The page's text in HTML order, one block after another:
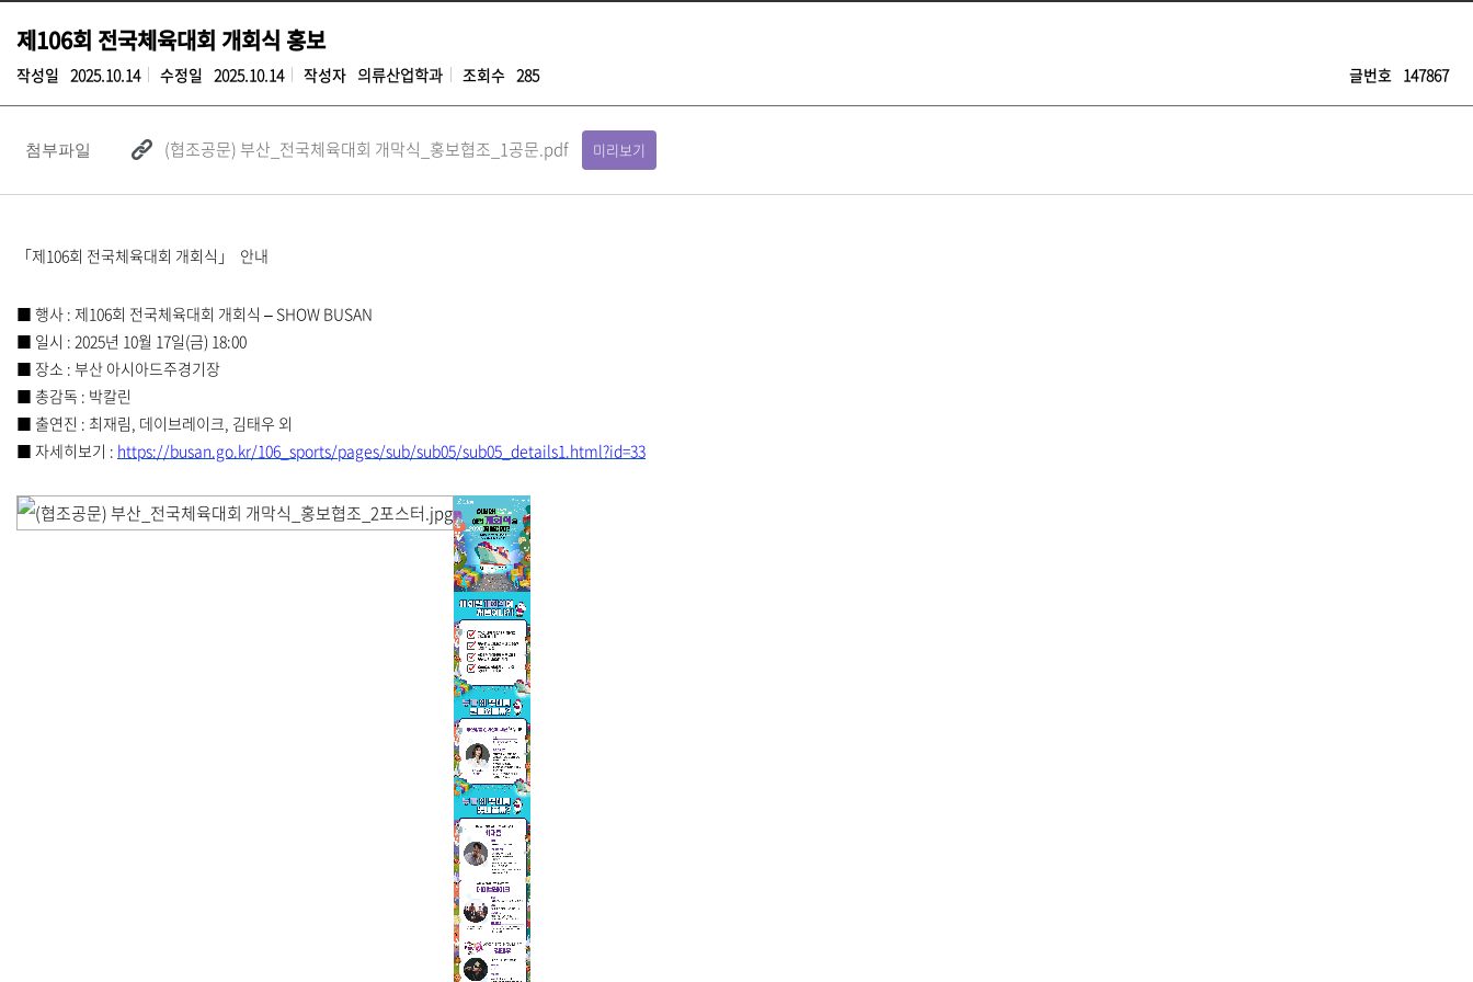
제106회 전국체육대회 개회식 홍보
작성일 2025.10.14 수정일 2025.10.14 작성자 의류산업학과 조회수 285 글번호 147867
첨부파일 (협조공문) 부산_전국체육대회 개막식_홍보협조_1공문.pdf 미리보기
「제106회 전국체육대회 개회식 」 안내
■ 행사 : 제106회 전국체육대회 개회식 – SHOW BUSAN
■ 일시 : 2025년 10월 17일(금) 18:00
■ 장소 : 부산 아시아드주경기장
■ 총감독 : 박칼린
■ 출연진 : 최재림, 데이브레이크, 김태우 외
■ 자세히보기 : https://busan.go.kr/106_ sports/pages/sub/sub05/sub05_ details1.html?id=33